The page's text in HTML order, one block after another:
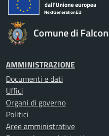
Comune di
AMMINISTRAZIONE
Documenti e dati
Uffici
Organi di governo
Politici
Aree amministrative